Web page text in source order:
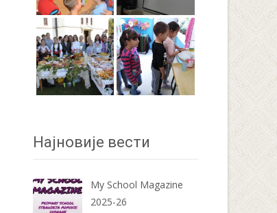
Најновије вести
My School Magazine
2025-26